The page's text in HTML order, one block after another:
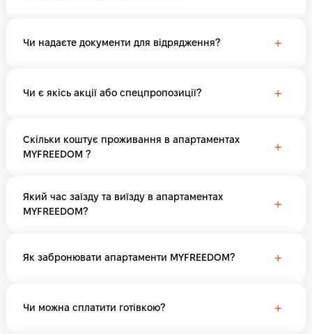
Чи надаєте документи для відрядження? +
Чи є якісь акції або спецпропозиції? +
Скільки коштує проживання в апартаментах
MYFREEDOM ?
+
Який час заїзду та виїзду в апартаментах
MYFREEDOM?
+
Як забронювати апартаменти MYFREEDOM? +
Чи можна сплатити готівкою? +